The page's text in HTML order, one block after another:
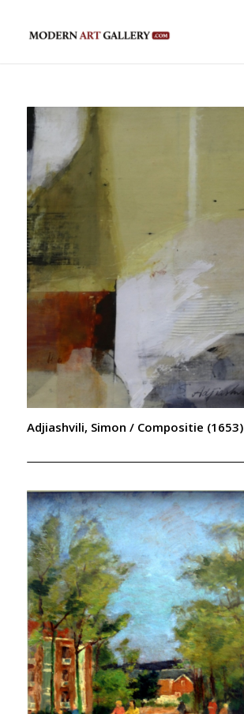
Adjiashvili, Simon / Compositie (1653)